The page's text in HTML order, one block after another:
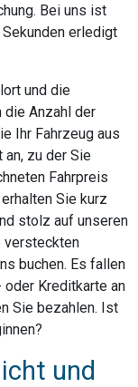
Bei uns ist
erledigt
und die
die Anzahl der
Ihr Fahrzeug aus
an, zu der Sie
Fahrpreis
Sie kurz
stolz auf unseren
versteckten
buchen. Es fallen
oder Kreditkarte an
Sie bezahlen. Ist
und